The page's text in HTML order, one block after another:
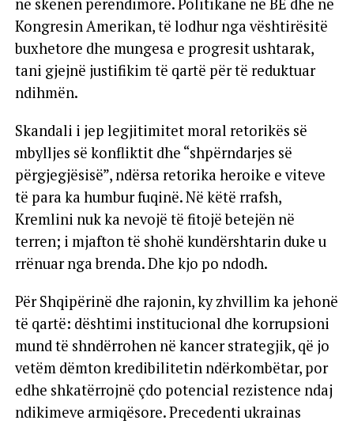
në skenën perëndimore. Politikanë në BE dhe në
Kongresin Amerikan, të lodhur nga vështirësitë
buxhetore dhe mungesa e progresit ushtarak,
tani gjejnë justifikim të qartë për të reduktuar
ndihmën.
Skandali i jep legjitimitet moral retorikës së
mbylljes së konfliktit dhe “shpërndarjes së
përgjegjësisë”, ndërsa retorika heroike e viteve
të para ka humbur fuqinë. Në këtë rrafsh,
Kremlini nuk ka nevojë të fitojë betejën në
terren; i mjafton të shohë kundërshtarin duke u
rrënuar nga brenda. Dhe kjo po ndodh.
Për Shqipërinë dhe rajonin, ky zhvillim ka jehonë
të qartë: dështimi institucional dhe korrupsioni
mund të shndërrohen në kancer strategjik, që jo
vetëm dëmton kredibilitetin ndërkombëtar, por
edhe shkatërrojnë çdo potencial rezistence ndaj
ndikimeve armiqësore. Precedenti ukrainas